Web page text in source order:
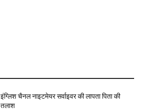
इंग्लिश चैनल नाइटमेयर सर्वाइवर की लापता पिता की
तलाश